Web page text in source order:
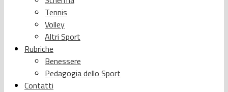
Tennis
Volley
Altri Sport
Rubriche
Benessere
Pedagogia dello Sport
Contatti